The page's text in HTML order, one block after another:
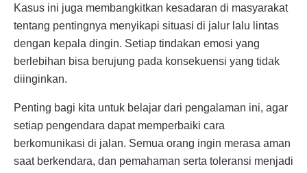
Kasus ini juga membangkitkan kesadaran di masyarakat
tentang pentingnya menyikapi situasi di jalur lalu lintas
dengan kepala dingin. Setiap tindakan emosi yang
berlebihan bisa berujung pada konsekuensi yang tidak
diinginkan.
Penting bagi kita untuk belajar dari pengalaman ini, agar
setiap pengendara dapat memperbaiki cara
berkomunikasi di jalan. Semua orang ingin merasa aman
saat berkendara, dan pemahaman serta toleransi menjadi